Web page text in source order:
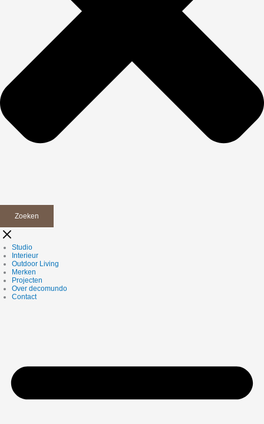
Zoeken
Studio
Interieur
Outdoor Living
Merken
Projecten
Over decomundo
Contact